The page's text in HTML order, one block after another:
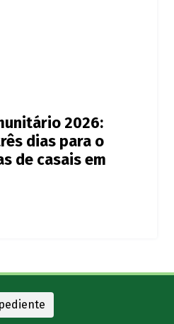
2026:
dias para o
de casais em